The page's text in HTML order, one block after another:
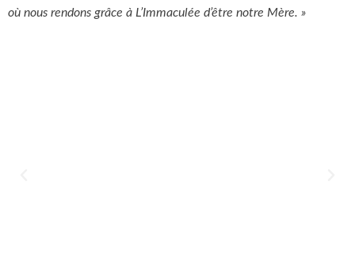
où nous rendons grâce à L’Immaculée d’être notre Mère. »